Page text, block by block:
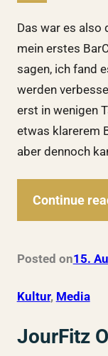
Das war es also
mein erstes
sagen, ich fand
werden
erst in wenigen
etwas klarerem
aber dennoch
Continue
Posted on15.
Kultur, Media
JourFitz